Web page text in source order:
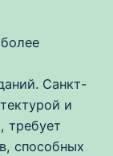
Санкт-
и
требует
способных